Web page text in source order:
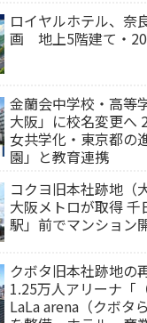
ロイヤルホテル、奈
画 地上5階建て・
金蘭会中学校・高等
大阪」に校名変更へ
女共学化・東京都の
園」と教育連携
コクヨ旧本社跡地（
大阪メトロが取得 千
駅」前でマンション
クボタ旧本社跡地の
1.25万人アリーナ「
LaLa arena（クボタ